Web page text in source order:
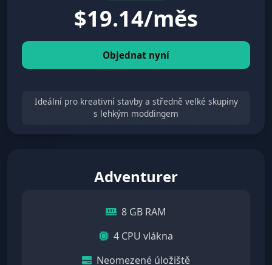
$19.14/měs
Objednat nyní
Ideální pro kreativní stavby a středně velké skupiny
s lehkým moddingem
Adventurer
8 GB RAM
4 CPU vlákna
Neomezené úložiště